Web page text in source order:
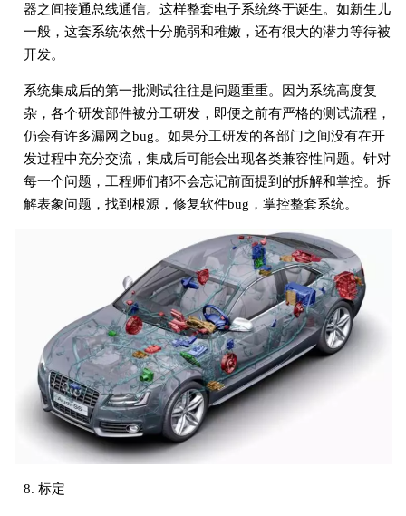
器之间接通总线通信。这样整套电子系统终于诞生。如新生儿
一般，这套系统依然十分脆弱和稚嫩，还有很大的潜力等待被
开发。
系统集成后的第一批测试往往是问题重重。因为系统高度复
杂，各个研发部件被分工研发，即便之前有严格的测试流程，
仍会有许多漏网之bug。如果分工研发的各部门之间没有在开
发过程中充分交流，集成后可能会出现各类兼容性问题。针对
每一个问题，工程师们都不会忘记前面提到的拆解和掌控。拆
解表象问题，找到根源，修复软件bug，掌控整套系统。
8. 标定